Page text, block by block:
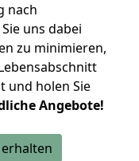
nach
uns dabei
zu minimieren,
und holen Sie
Angebote!